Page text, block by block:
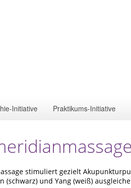
Initiative Praktikums-Initiative
stimuliert gezielt
(schwarz) und Yang (weiß)